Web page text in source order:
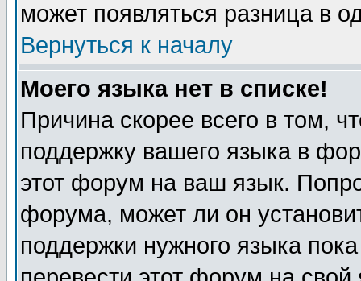
может появляться разница в
Вернуться к началу
Моего языка нет в списке!
Причина скорее всего в том,
поддержку вашего языка в
этот форум на ваш язык.
форума, может ли он
поддержки нужного языка